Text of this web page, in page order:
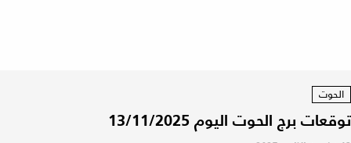
الحوت
توقعات برج الحوت اليوم 13/11/2025